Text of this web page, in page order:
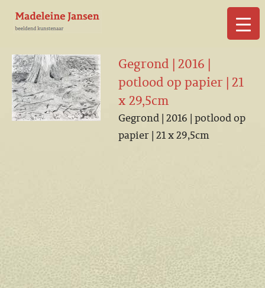
Gegrond | 2016 |
potlood op papier | 21
x 29,5cm
Gegrond | 2016 | potlood op
papier | 21 x 29,5cm